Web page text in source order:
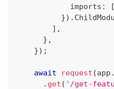
            imports
: [
}) .
] ,
} ,
}) ;
await request (app .
. get ( '/get-